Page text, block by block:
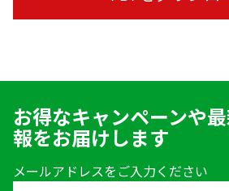
お得なキャンペーンや
報をお届けします
メールアドレスをご入力ください